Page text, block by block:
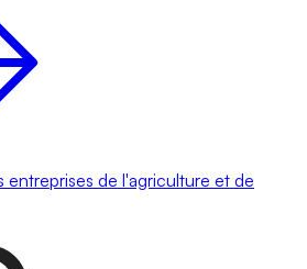
entreprises de l'agriculture et de